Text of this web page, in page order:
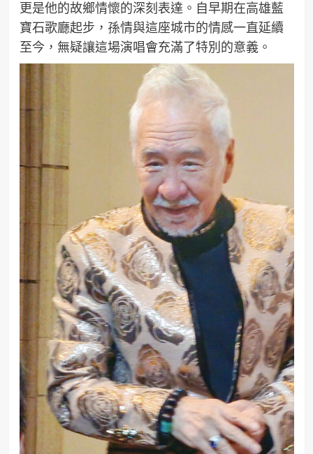
更是他的故鄉情懷的深刻表達。自早期在高雄藍
寶石歌廳起步，孫情與這座城市的情感一直延續
至今，無疑讓這場演唱會充滿了特別的意義。